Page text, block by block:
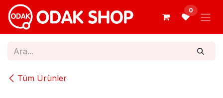
İçereği Atla
0
Tüm Ürünler